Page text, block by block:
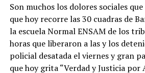
Son muchos los dolores sociales
que hoy recorre las 30 cuadras de
la escuela Normal ENSAM de los
horas que liberaron a las y los
policial desatada el viernes y gran
que hoy grita “Verdad y Justicia por